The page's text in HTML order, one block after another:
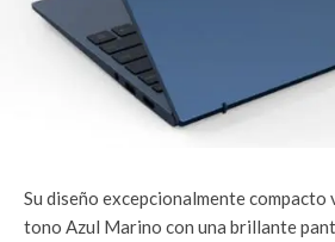
Su diseño excepcionalmente compacto
tono Azul Marino con una brillante